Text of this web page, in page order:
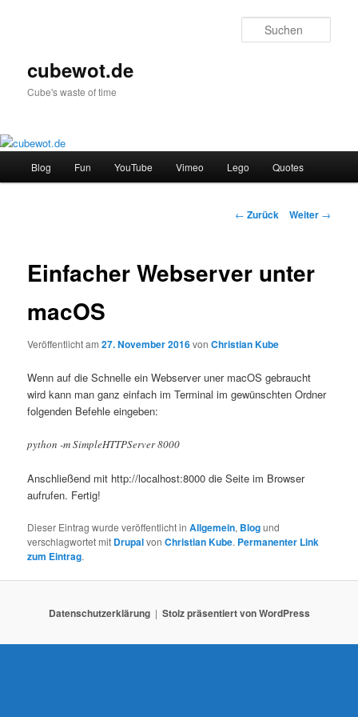
cubewot.de
Cube's waste of time
Blog Fun YouTube Vimeo Lego Quotes
Beitrags-
← Zurück Weiter →
Einfacher Webserver unter
macOS
Veröffentlicht am27. November 2016vonChristian Kube
Wenn auf die Schnelle ein Webserver uner macOS gebraucht
wird kann man ganz einfach im Terminal im gewünschten Ordner
folgenden Befehle eingeben:
python -m SimpleHTTPServer 8000
Anschließend mit http://localhost:8000 die Seite im Browser
aufrufen. Fertig!
Dieser Eintrag wurde veröffentlicht inAllgemein, Blogund
verschlagwortet mit DrupalvonChristian Kube. Permanenter Link
zum Eintrag.
Datenschutzerklärung Stolz präsentiert von WordPress